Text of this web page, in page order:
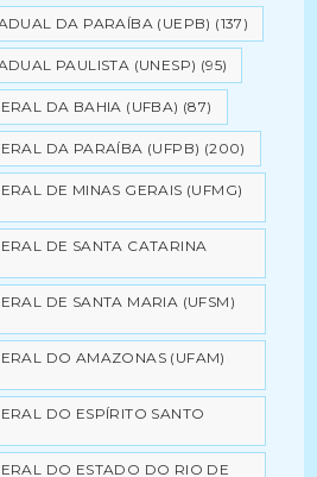
DA PARAÍBA (UEPB) (137)
PAULISTA (UNESP) (95)
DA BAHIA (UFBA) (87)
DA PARAÍBA (UFPB) (200)
DE MINAS GERAIS (UFMG)
DE SANTA CATARINA
DE SANTA MARIA (UFSM)
DO AMAZONAS (UFAM)
DO ESPÍRITO SANTO
DO ESTADO DO RIO DE